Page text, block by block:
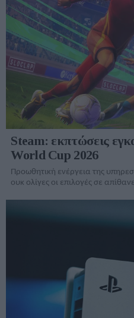
Steam: εκπτώσεις
World Cup 2026
Προωθητική ενέργεια της
ουκ ολίγες οι επιλογές σε